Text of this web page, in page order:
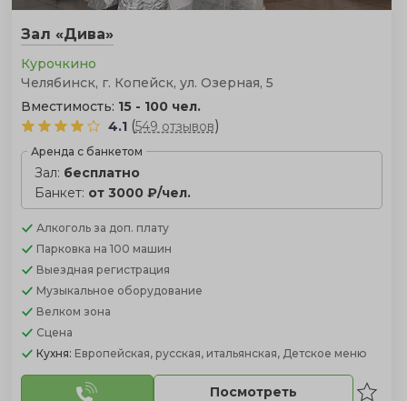
Зал «Дива»
Курочкино
Челябинск, г. Копейск, ул. Озерная, 5
Вместимость: 15 - 100 чел.
4.1 (549 отзывов)
Аренда с банкетом
Зал: бесплатно
Банкет: от 3000 ₽/чел.
Алкоголь за доп. плату
Парковка на 100 машин
Выездная регистрация
Музыкальное оборудование
Велком зона
Сцена
Кухня: Европейская, русская, итальянская, Детское меню
Посмотреть